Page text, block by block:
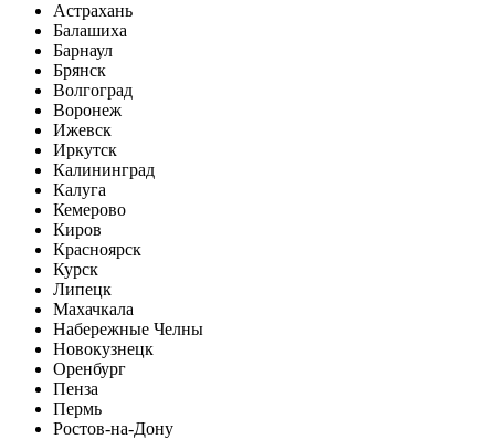
Астрахань
Балашиха
Барнаул
Брянск
Волгоград
Воронеж
Ижевск
Иркутск
Калининград
Калуга
Кемерово
Киров
Красноярск
Курск
Липецк
Махачкала
Набережные Челны
Новокузнецк
Оренбург
Пенза
Пермь
Ростов-на-Дону